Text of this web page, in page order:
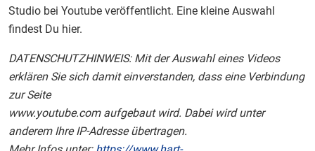
Studio bei Youtube veröffentlicht. Eine kleine Auswahl
findest Du hier.
DATENSCHUTZHINWEIS: Mit der Auswahl eines Videos
erklären Sie sich damit einverstanden, dass eine Verbindung
zur Seite
www.youtube.com aufgebaut wird. Dabei wird unter
anderem Ihre IP-Adresse übertragen.